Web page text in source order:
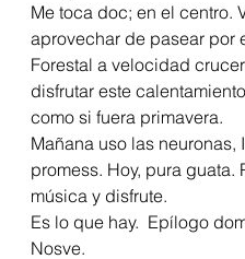
Me toca doc; en el centro.
aprovechar de pasear por
Forestal a velocidad
disfrutar este
como si fuera primavera.
Mañana uso las neuronas, I
promess. Hoy, pura guata.
música y disfrute.
Es lo que hay.  Epílogo
Nosve.